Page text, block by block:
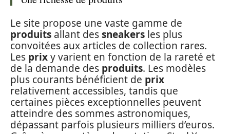
Le site propose une vaste gamme de
produits allant dessneakers les plus
convoitées aux articles de collection rares.
Les prixy varient en fonction de la rareté et
de la demande des produits. Les modèles
plus courants bénéficient de prix
relativement accessibles, tandis que
certaines pièces exceptionnelles peuvent
atteindre des sommes astronomiques,
dépassant parfois plusieurs milliers d’euros.